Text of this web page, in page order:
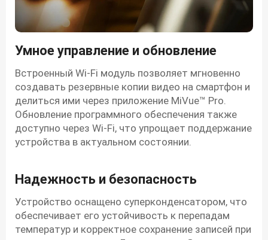
Умное управление и обновление
Встроенный Wi-Fi модуль позволяет мгновенно
создавать резервные копии видео на смартфон и
делиться ими через приложение MiVue™ Pro.
Обновление программного обеспечения также
доступно через Wi-Fi, что упрощает поддержание
устройства в актуальном состоянии.
Надежность и безопасность
Устройство оснащено суперконденсатором, что
обеспечивает его устойчивость к перепадам
температур и корректное сохранение записей при